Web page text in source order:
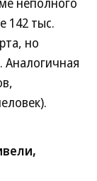
142 тыс.
но